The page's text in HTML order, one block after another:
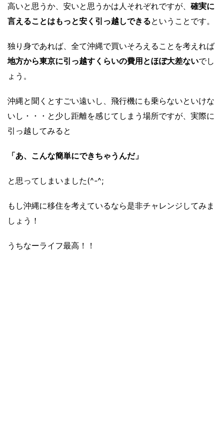
高いと思うか、安いと思うかは人それぞれですが、 確実に
言えることはもっと安く引っ越しできるということです。
独り身であれば、全て沖縄で買いそろえることを考えれば
地方から東京に引っ越すくらいの費用とほぼ大差ないでし
ょう。
沖縄と聞くとすごい遠いし、飛行機にも乗らないといけな
いし・・・と少し距離を感じてしまう場所ですが、実際に
引っ越してみると
「あ、こんな簡単にできちゃうんだ」
と思ってしまいました(^-^;
もし沖縄に移住を考えているなら是非チャレンジしてみま
しょう！
うちなーライフ最高！！